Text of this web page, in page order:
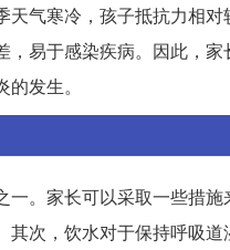
气寒冷，孩子抵抗力相
易于感染疾病。因此，家
发生。
。家长可以采取一些措
次，饮水对于保持呼吸道